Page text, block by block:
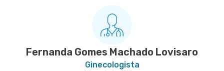
Fernanda Gomes Machado Lovisaro
Ginecologista